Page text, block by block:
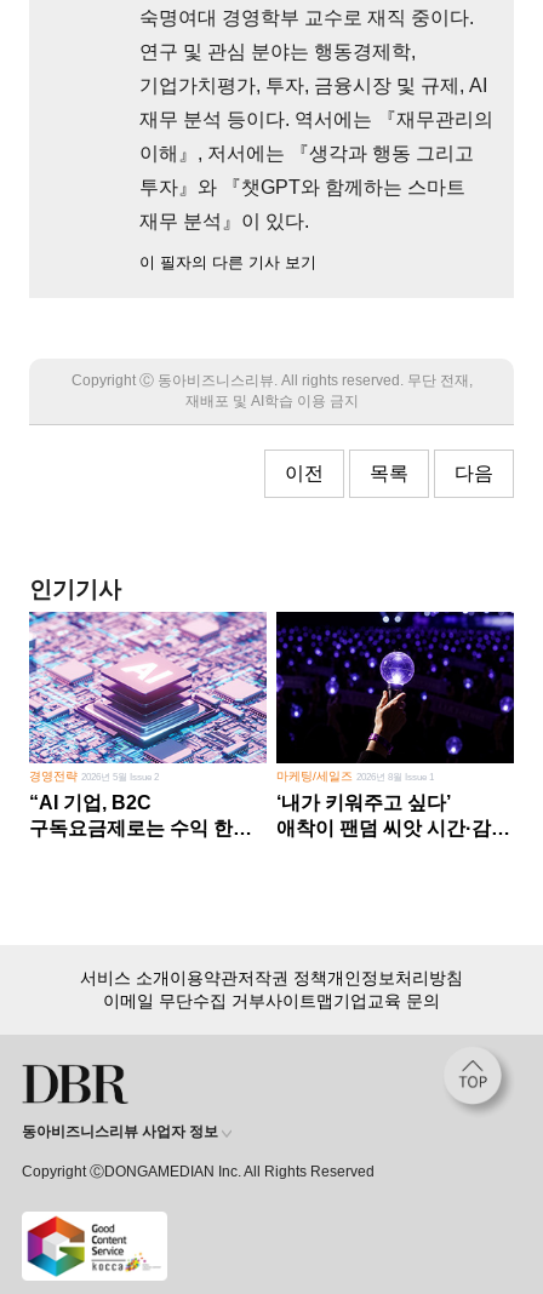
숙명여대 경영학부 교수로 재직 중이다.
연구 및 관심 분야는 행동경제학,
기업가치평가, 투자, 금융시장 및 규제, AI
재무 분석 등이다. 역서에는 『재무관리의
이해』, 저서에는 『생각과 행동 그리고
투자』와 『챗GPT와 함께하는 스마트
재무 분석』이 있다.
이 필자의 다른 기사 보기
Copyright Ⓒ 동아비즈니스리뷰. All rights reserved. 무단 전재,
재배포 및 AI학습 이용 금지
이전 목록 다음
인기기사
경영전략 2026년 5월 Issue 2
“AI 기업, B2C
구독요금제로는 수익 한계
마케팅/세일즈 2026년 8월 Issue 1
‘내가 키워주고 싶다’
애착이 팬덤 씨앗 시간·감정
15,000여 건의 DBR 콘텐츠를
서비스 소개이용약관저작권 정책개인정보처리방침
이메일 무단수집 거부사이트맵기업교육 문의
동아비즈니스리뷰 사업자 정보
Copyright ⒸDONGAMEDIAN Inc. All Rights Reserved